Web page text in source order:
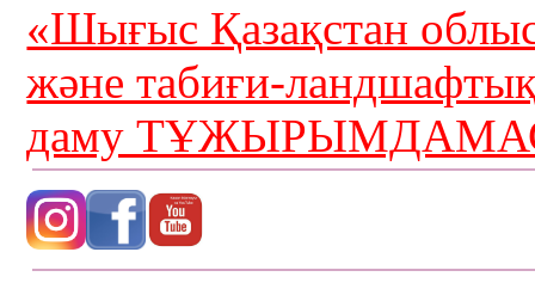
«Шығыс Қазақстан
және табиғи-
даму